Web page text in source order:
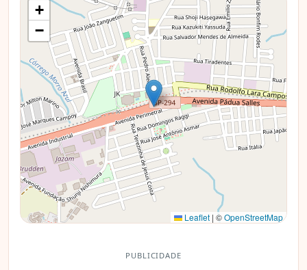
+
−
Leaflet | ©OpenStreetMap
PUBLICIDADE